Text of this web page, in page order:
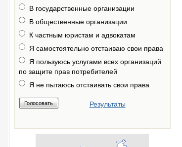
В государственные организации
В общественные организации
К частным юристам и адвокатам
Я самостоятельно отстаиваю свои права
Я пользуюсь услугами всех организаций
по защите прав потребителей
Я не пытаюсь отстаивать свои права
Результаты